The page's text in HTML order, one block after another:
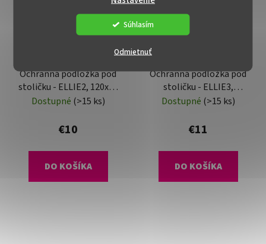
Odmietnuť
Súhlasím
Ochranná podložka pod
stoličku - ELLIE2, 120x90
cm, 0,5 mm
Dostupné (>15 ks)
€10
DO KOŠÍKA
Ochranná podložka pod
stoličku - ELLIE3,
140x100 cm, 0,5 mm
Dostupné (>15 ks)
€11
DO KOŠÍKA